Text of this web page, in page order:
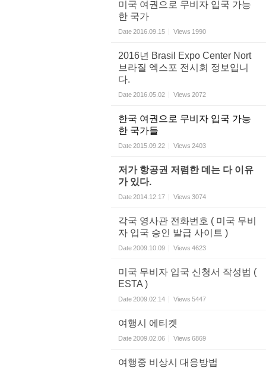
미국 여권으로 무비자 입국 가능
한 국가
Date2016.09.15 Views 1990
2016년 Brasil Expo Center Nort
브라질 엑스포 전시회 정보입니
다.
Date2016.05.02 Views 2072
한국 여권으로 무비자 입국 가능
한 국가들
Date2015.09.22 Views 2403
저가 항공권 저렴한 데는 다 이유
가 있다.
Date2014.12.17 Views 3074
각국 영사관 전화번호 ( 미국 무비
자 입국 승인 발급 사이트 )
Date2009.10.09 Views 4623
미국 무비자 입국 신청서 작성법 (
ESTA )
Date2009.02.14 Views 5447
여행시 에티켓
Date2009.02.06 Views 6869
여행중 비상시 대응방법